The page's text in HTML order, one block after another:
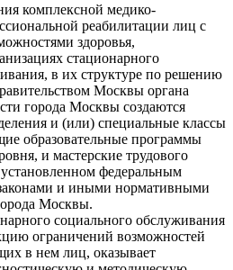
комплексной медико-
реабилитации лиц с
здоровья,
стационарного
в их структуре по решению
Москвы органа
города Москвы создаются
и (или) специальные классы
образовательные программы
и мастерские трудового
федеральным
законами и иными нормативными
Москвы.
социального обслуживания
ограничений возможностей
в нем лиц, оказывает